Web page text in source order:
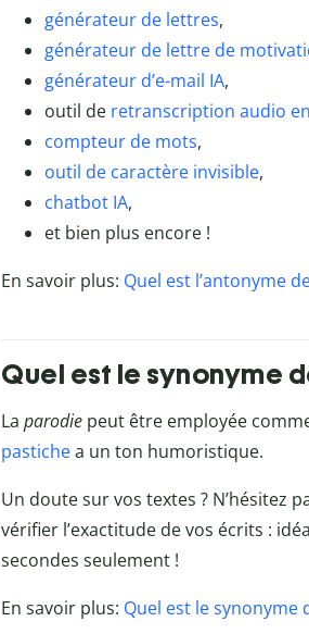
générateur de lettres,
générateur de lettre de
générateur d’e-mail IA,
outil de retranscription audio
compteur de mots,
outil de caractère invisible,
chatbot IA,
et bien plus encore !
En savoir plus: Quel est l’antonyme
Quel est le synonyme
La parodie peut être employée
pastichea un ton humoristique.
Un doute sur vos textes ? N’hésitez
vérifier l’exactitude de vos écrits :
secondes seulement !
En savoir plus: Quel est le synonyme